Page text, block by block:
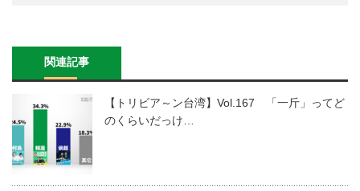
関連記事
【トリビア～ン台湾】Vol.167 「一斤」ってど
のくらいだっけ…